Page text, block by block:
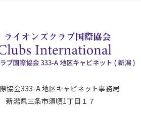
協会333-A 地区キャビネット事務局
潟県三条市須頃1丁目１７